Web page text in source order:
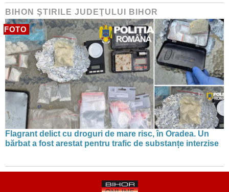
BIHON ŞTIRILE JUDEŢULUI BIHOR
FOTO
Flagrant delict cu droguri de mare risc, în Oradea. Un
bărbat a fost arestat pentru trafic de substanțe interzise